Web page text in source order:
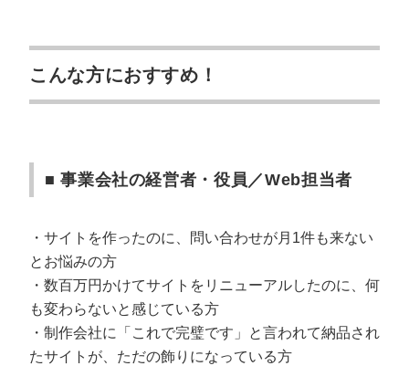
内部監査室長
こんな方におすすめ！
■ 事業会社の経営者・役員／Web担当者
・ サイトを作ったのに、問い合わせが月1件も来ない
とお悩みの方
・数百万円かけてサイトをリニューアルしたのに、何
も変わらないと感じている方
・制作会社に「これで完璧です」と言われて納品され
たサイトが、ただの飾りになっている方